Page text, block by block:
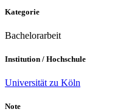
Kategorie
Bachelorarbeit
Institution / Hochschule
Universität zu Köln
Note